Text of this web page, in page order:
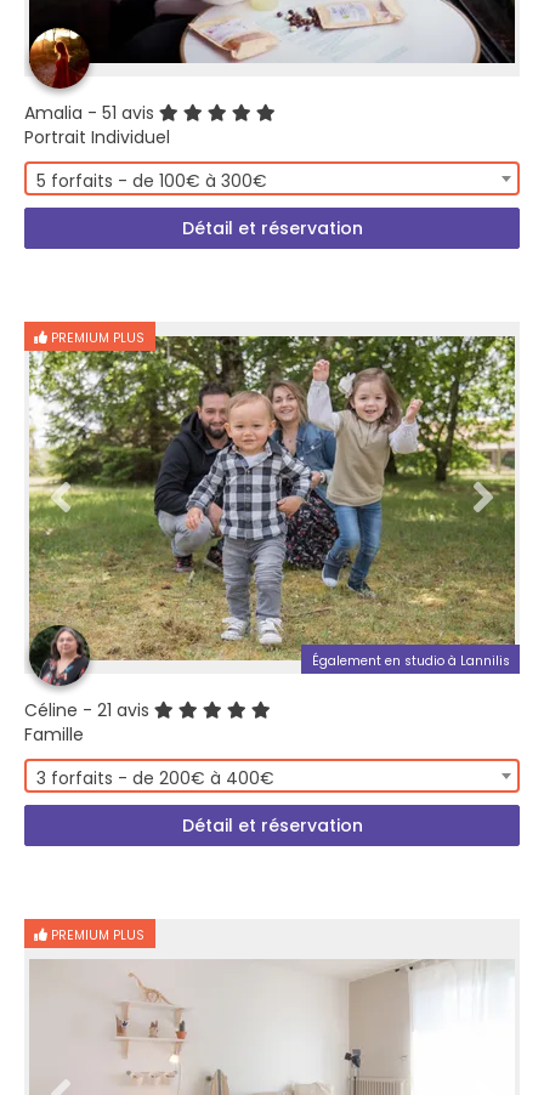
Amalia - 51 avis
Portrait Individuel
5 forfaits - de 100€ à 300€
Détail et réservation
PREMIUM PLUS
Également en studio à Lannilis
Céline - 21 avis
Famille
3 forfaits - de 200€ à 400€
Détail et réservation
PREMIUM PLUS